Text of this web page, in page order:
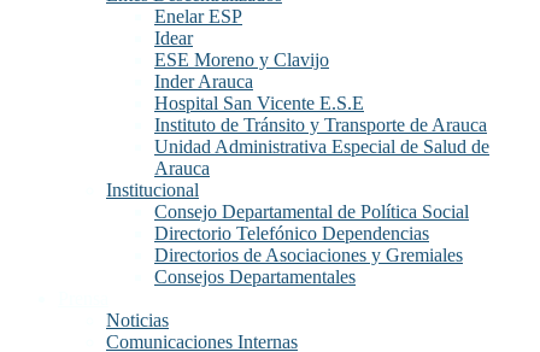
Enelar ESP
Idear
ESE Moreno y Clavijo
Inder Arauca
Hospital San Vicente E.S.E
Instituto de Tránsito y Transporte de Arauca
Unidad Administrativa Especial de Salud de
Arauca
Institucional
Consejo Departamental de Política Social
Directorio Telefónico Dependencias
Directorios de Asociaciones y Gremiales
Consejos Departamentales
Noticias
Comunicaciones Internas